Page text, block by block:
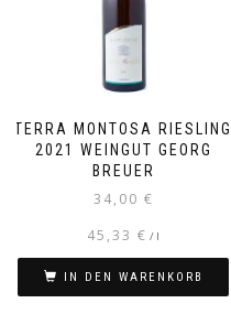
TERRA MONTOSA RIESLING
2021 WEINGUT GEORG
BREUER
34,00 €
45,33 € / l
IN DEN WARENKORB